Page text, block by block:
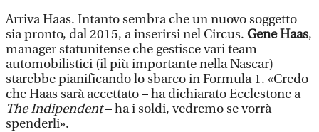
Arriva Haas. Intanto sembra che un nuovo soggetto
sia pronto, dal 2015, a inserirsi nel Circus. Gene Haas,
manager statunitense che gestisce vari team
automobilistici (il più importante nella Nascar)
starebbe pianificando lo sbarco in Formula 1. «Credo
che Haas sarà accettato – ha dichiarato Ecclestone a
The Indipendent– ha i soldi, vedremo se vorrà
spenderli».